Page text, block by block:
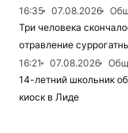
16:35
07.08.2026
Три человека
отравление
16:21
07.08.2026
14-летний школьник
киоск в Лиде